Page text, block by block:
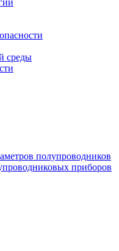
среды
полупроводников
приборов